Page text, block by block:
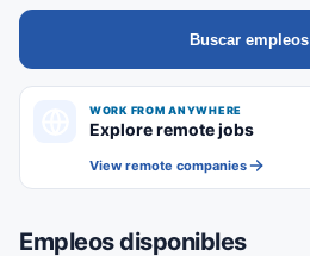
Buscar empleos
WORK FROM ANYWHERE
Explore remote jobs
View remote companies
Empleos disponibles